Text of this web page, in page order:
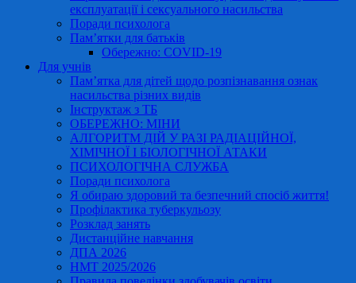
експлуатації і сексуального насильства
Поради психолога
Пам’ятки для батьків
Обережно: COVID-19
Для учнів
Пам’ятка для дітей щодо розпізнавання ознак
насильства різних видів
Інструктаж з ТБ
ОБЕРЕЖНО: МІНИ
АЛГОРИТМ ДІЙ У РАЗІ РАДІАЦІЙНОЇ,
ХІМІЧНОЇ І БІОЛОГІЧНОЇ АТАКИ
ПСИХОЛОГІЧНА СЛУЖБА
Поради психолога
Я обираю здоровий та безпечний спосіб життя!
Профілактика туберкульозу
Розклад занять
Дистанційне навчання
ДПА 2026
НМТ 2025/2026